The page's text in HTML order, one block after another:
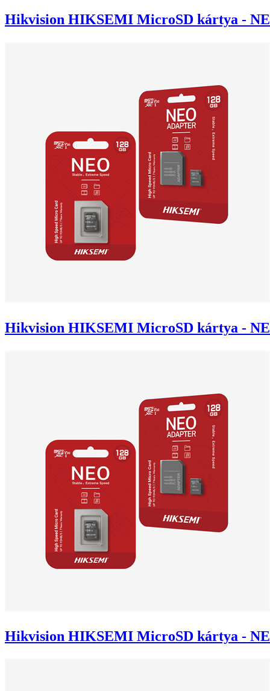
Hikvision HIKSEMI MicroSD kártya -
Hikvision HIKSEMI MicroSD kártya -
Hikvision HIKSEMI MicroSD kártya -